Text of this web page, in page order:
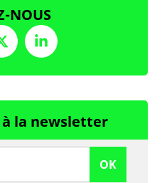
NOUS
la newsletter
OK